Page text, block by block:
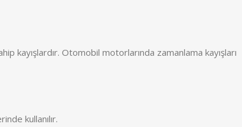
kayışlardır. Otomobil motorlarında zamanlama kayışları
kullanılır.